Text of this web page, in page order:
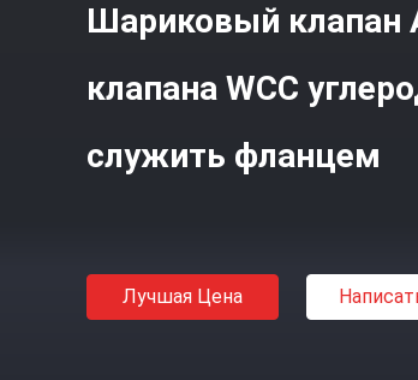
Шариковый клапан
клапана WCC
служить фланцем
Лучшая Цена